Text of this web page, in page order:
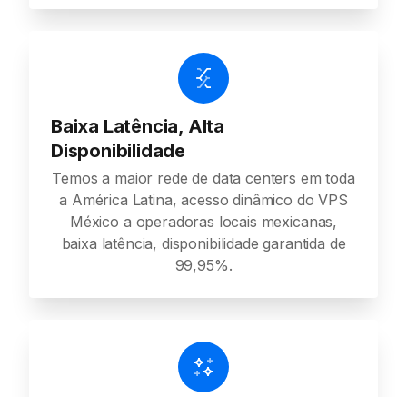
Baixa Latência, Alta
Disponibilidade
Temos a maior rede de data centers em toda
a América Latina, acesso dinâmico do VPS
México a operadoras locais mexicanas,
baixa latência, disponibilidade garantida de
99,95%.